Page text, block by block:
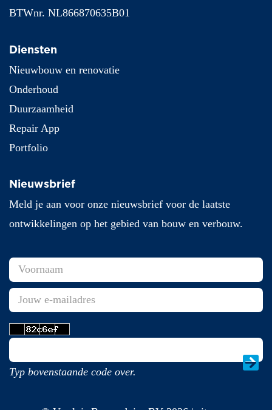
BTWnr. NL866870635B01
Diensten
Nieuwbouw en renovatie
Onderhoud
Duurzaamheid
Repair App
Portfolio
Nieuwsbrief
Meld je aan voor onze nieuwsbrief voor de laatste
ontwikkelingen op het gebied van bouw en verbouw.
Typ bovenstaande code over.